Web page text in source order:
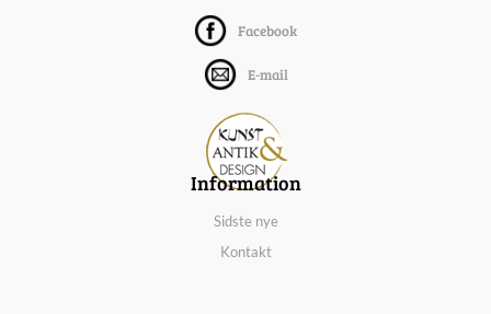
Facebook
E-mail
Information
Sidste nye
Kontakt